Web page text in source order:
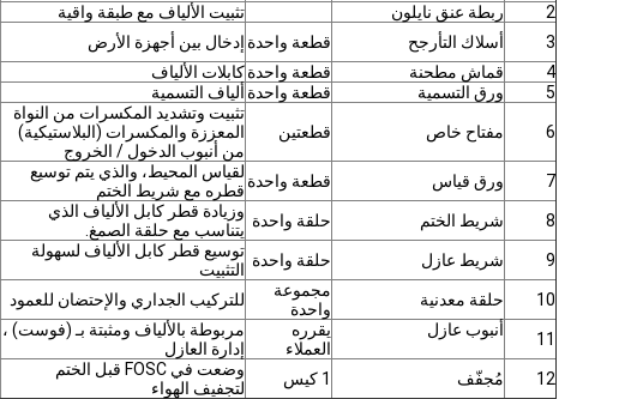
2 ربطة عنق نايلون تثبيت الألياف مع طبقة واقية
3
أسلاك التأرجح قطعة واحدة إدخال بين أجهزة الأرض
4
قماش مطحنة قطعة واحدةكابلات الألياف
5
ورق التسمية قطعة واحدة ألياف التسمية
6 مفتاح خاص قطعتين
تثبيت وتشديد المكسرات من النواة
المعززة والمكسرات (البلاستيكية)
من أنبوب الدخول / الخروج
7
ورق قياس قطعة واحدة لقياس المحيط، والذي يتم توسيع
قطره مع شريط الختم
8
شريط الختم حلقة واحدة وزيادة قطر كابل الألياف الذي
يتناسب مع حلقة الصمغ.
9
شريط عازل حلقة واحدة توسيع قطر كابل الألياف لسهولة
التثبيت
10
حلقة معدنية
مجموعة
واحدة
للتركيب الجداري والإحتضان للعمود
11 أنبوب عازل
يقرره
العملاء
مربوطة بالألياف ومثبتة بـ (فوست) ،
إدارة العازل
12 مُجفّف 1 كيس
وضعت في FOSC قبل الختم
لتجفيف الهواء